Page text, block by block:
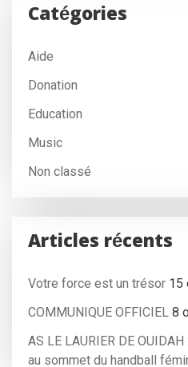
Catégories
Aide
Donation
Education
Music
Non classé
Articles récents
Votre force est un trésor 15
COMMUNIQUE OFFICIEL 8
AS LE LAURIER DE
au sommet du handball